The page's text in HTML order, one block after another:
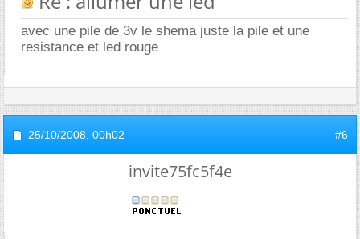
avec une pile de 3v le shema juste la pile et une
resistance et led rouge
25/10/2008, 00h02 #6
invite75fc5f4e